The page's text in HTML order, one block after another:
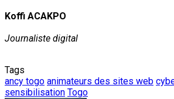
Koffi ACAKPO
Journaliste digital
Tags
ancy togo animateurs des sites web
sensibilisation Togo